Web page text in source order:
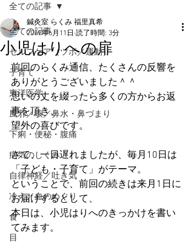
全ての記事
セルフケア（ツボ／運動）
子育て
東洋医学
風邪／咳／鼻水・鼻づまり
下痢・便秘・腹痛
病気のしくみ
自律神経／吐き気
冷え／血のめぐり
食
目
全ての記事
小児はりへの扉
鍼灸室 らくみ 福里真希
2019年6月11日 読了時間: 3分
前回のらくみ通信、たくさんの反響を
ありがとうございました＾＾
思いの丈を綴ったら多くの方からお返
事を頂き、
望外の喜びです。
さて、一日遅れましたが、毎月10日は
「子ども・子育て」がテーマ。
ということで、前回の続きは来月1日に
お届けするとして、
本日は、小児はりへのきっかけを書い
てみます。